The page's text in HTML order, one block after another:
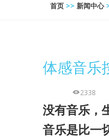
首页 >> 新闻中心
体感音乐
2338
没有音乐，
音乐是比一